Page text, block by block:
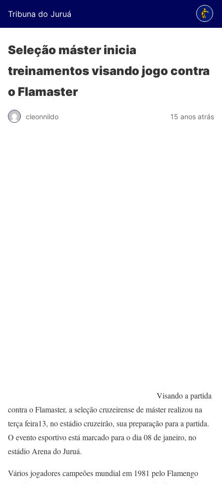
Tribuna do Juruá
Seleção máster inicia
treinamentos visando jogo contra
o Flamaster
cleonnildo 15 anos atrás
Visando a partida
contra o Flamaster, a seleção cruzeirense de máster realizou na
terça feira13, no estádio cruzeirão, sua preparação para a partida.
O evento esportivo está marcado para o dia 08 de janeiro, no
estádio Arena do Juruá.
Vários jogadores campeões mundial em 1981 pelo Flamengo